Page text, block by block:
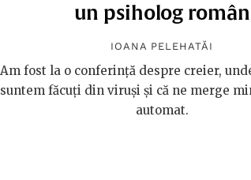
un psiholog român
IOANA PELEHATĂI
Am fost la o conferință despre creier,
suntem făcuți din viruși și că ne merge
automat.